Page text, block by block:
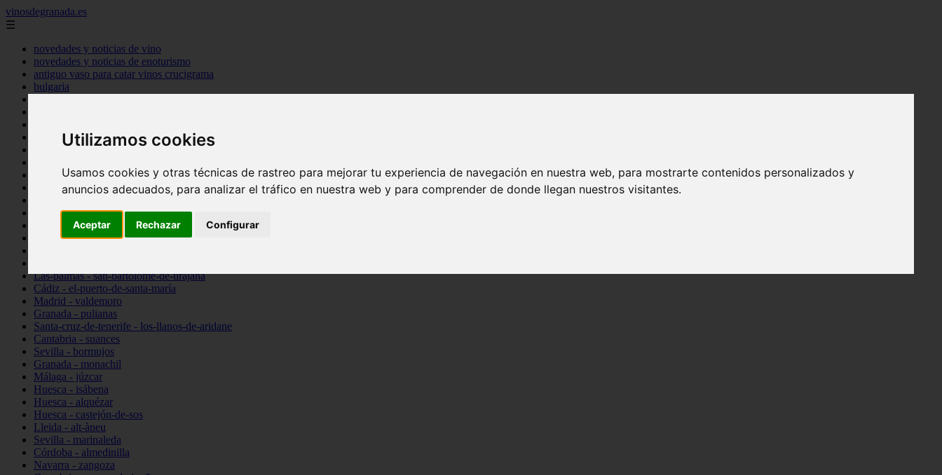
Utilizamos cookies
Usamos cookies y otras técnicas de rastreo para mejorar tu experiencia de navegación en nuestra web, para mostrarte contenidos personalizados y
anuncios adecuados, para analizar el tráfico en nuestra web y para comprender de donde llegan nuestros visitantes.
Aceptar Rechazar Configurar
vinosdegranada.es
☰
novedades y noticias de vino
novedades y noticias de enoturismo
antiguo vaso para catar vinos crucigrama
bulgaria
Córdoba - córdoba
Barcelona - barcelona
Ciudad-real - montiel
Santa-cruz-de-tenerife - guía-de-isora
La-rioja - casalarreina
Almería - roquetas-de-mar
Madrid - pozuelo-de-alarcón
Las-palmas - san-bartolomé-de-tirajana
Cádiz - el-puerto-de-santa-maría
Madrid - valdemoro
Granada - pulianas
Santa-cruz-de-tenerife - los-llanos-de-aridane
Cantabria - suances
Sevilla - bormujos
Granada - monachil
Málaga - júzcar
Huesca - isábena
Huesca - alquézar
Huesca - castejón-de-sos
Lleida - alt-àneu
Sevilla - marinaleda
Córdoba - almedinilla
Navarra - zangoza